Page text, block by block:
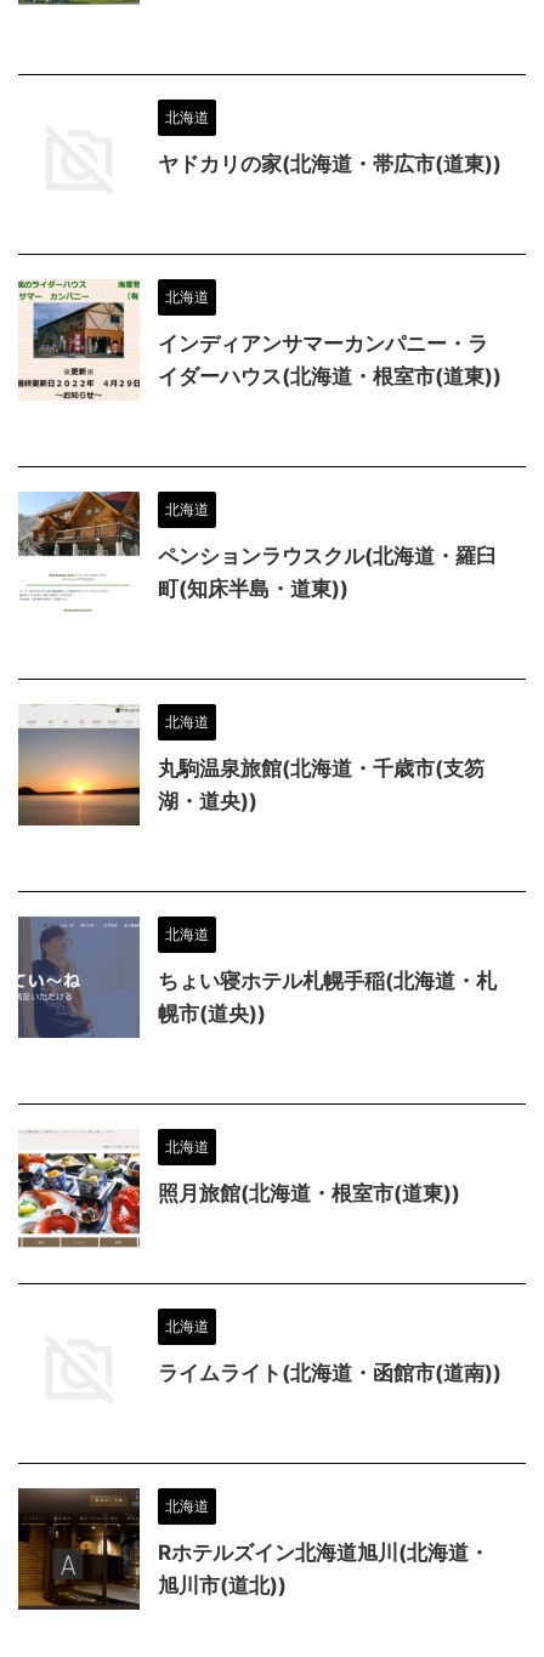
北海道
ヤドカリの家(北海道・帯広市(道東))
北海道
インディアンサマーカンパニー・ラ
イダーハウス(北海道・根室市(道東))
北海道
ペンションラウスクル(北海道・羅臼
町(知床半島・道東))
北海道
丸駒温泉旅館(北海道・千歳市(支笏
湖・道央))
北海道
ちょい寝ホテル札幌手稲(北海道・札
幌市(道央))
北海道
照月旅館(北海道・根室市(道東))
北海道
ライムライト(北海道・函館市(道南))
北海道
Rホテルズイン北海道旭川(北海道・
旭川市(道北))